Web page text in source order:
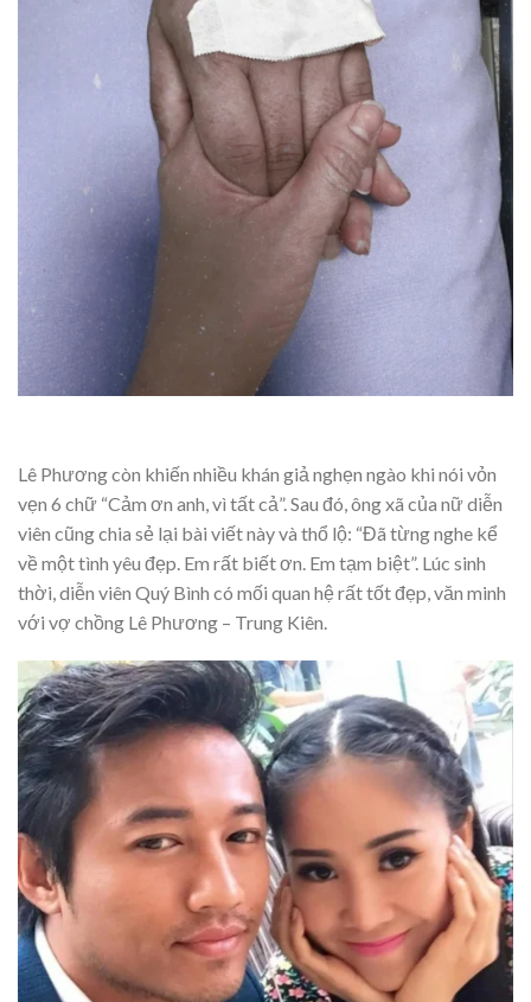
Lê Phương còn khiến nhiều khán giả nghẹn ngào khi nói vỏn
vẹn 6 chữ “Cảm ơn anh, vì tất cả”. Sau đó, ông xã của nữ diễn
viên cũng chia sẻ lại bài viết này và thổ lộ: “Đã từng nghe kể
về một tình yêu đẹp. Em rất biết ơn. Em tạm biệt”. Lúc sinh
thời, diễn viên Quý Bình có mối quan hệ rất tốt đẹp, văn minh
với vợ chồng Lê Phương – Trung Kiên.